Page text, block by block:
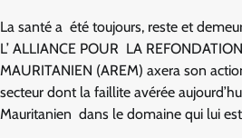
La santé a été toujours, reste et
L’ ALLIANCE POUR LA
MAURITANIEN (AREM) axera son
secteur dont la faillite avérée
Mauritanien dans le domaine qui lui